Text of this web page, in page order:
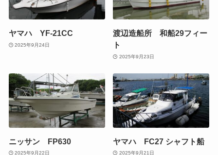
ヤマハ YF-21CC
2025年9月24日
渡辺造船所 和船29フィー
ト
2025年9月23日
ニッサン FP630
2025年9月22日
ヤマハ FC27 シャフト船
2025年9月21日